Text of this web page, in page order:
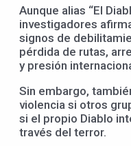
Aunque alias “El
investigadores
signos de
pérdida de rutas,
y presión
Sin embargo,
violencia si otros
si el propio Diablo
través del terror.